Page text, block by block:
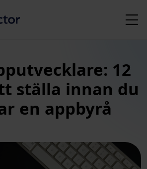
12
ställa innan du
en appbyrå